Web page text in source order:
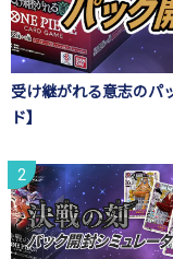
受け継がれる意志のパ
ド】